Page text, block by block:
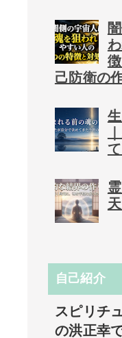
己防衛の
自己紹介
スピリチ
の洪正幸